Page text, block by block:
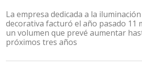
La empresa dedicada a la
decorativa facturó el año pasado 11
un volumen que prevé aumentar
próximos tres años